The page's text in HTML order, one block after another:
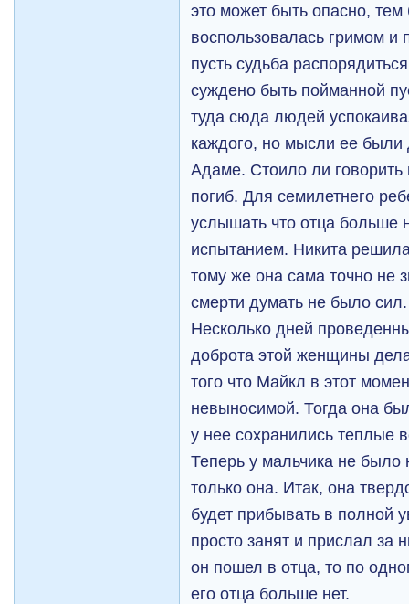
это может быть опасно,
воспользовалась гримом и
пусть судьба
суждено быть пойманной
туда сюда людей
каждого, но мысли ее
Адаме. Стоило ли говорить
погиб. Для семилетнего
услышать что отца больше
испытанием. Никита
тому же она сама точно не
смерти думать не было
Несколько дней
доброта этой женщины
того что Майкл в этот
невыносимой. Тогда она
у нее сохранились теплые
Теперь у мальчика не
только она. Итак, она
будет прибывать в полной
просто занят и прислал за
он пошел в отца, то по
его отца больше нет.